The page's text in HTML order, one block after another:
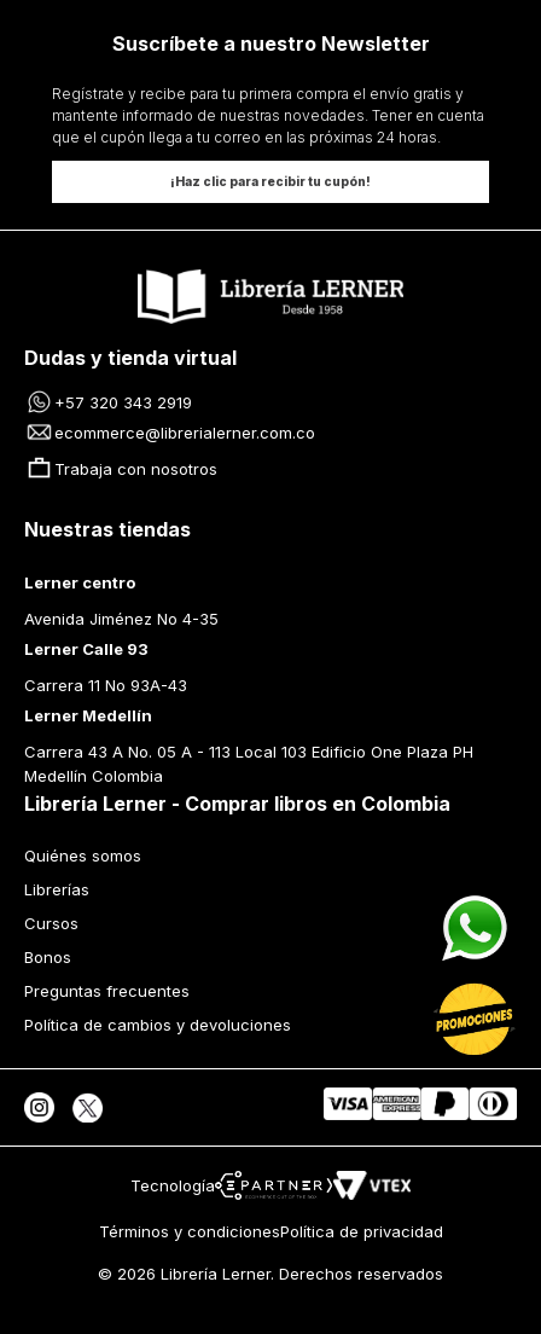
Suscríbete a nuestro Newsletter
Regístrate y recibe para tu primera compra el envío gratis y
mantente informado de nuestras novedades. Tener en cuenta
que el cupón llega a tu correo en las próximas 24 horas.
¡Haz clic para recibir tu cupón!
Dudas y tienda virtual
+57 320 343 2919
ecommerce@librerialerner.com.co
Trabaja con nosotros
Nuestras tiendas
Lerner centro
Avenida Jiménez No 4-35
Lerner Calle 93
Carrera 11 No 93A-43
Lerner Medellín
Carrera 43 A No. 05 A - 113 Local 103 Edificio One Plaza PH
Medellín Colombia
Librería Lerner - Comprar libros en Colombia
Quiénes somos
Librerías
Cursos
Bonos
Preguntas frecuentes
Política de cambios y devoluciones
Tecnología
Términos y condicionesPolítica de privacidad
© 2026 Librería Lerner. Derechos reservados